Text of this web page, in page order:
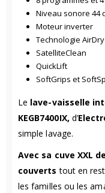
Niveau sonore 44
Moteur inverter
Technologie AirDry
SatelliteClean
QuickLift
SoftGrips et
Le lave-vaisselle
KEGB7400IX, d’
simple lavage.
Avec sa cuve XXL
couverts tout en
les familles ou les